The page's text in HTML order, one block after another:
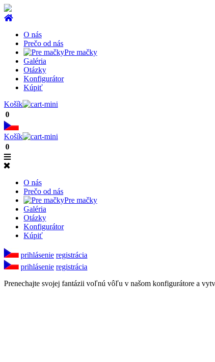
O nás
Prečo od nás
Pre mačky
Galéria
Otázky
Konfigurátor
Kúpiť
Košík
0
Košík
0
O nás
Prečo od nás
Pre mačky
Galéria
Otázky
Konfigurátor
Kúpiť
prihlásenie registrácia
prihlásenie registrácia
Prenechajte svojej fantázii voľnú vôľu v našom konfigurátore a